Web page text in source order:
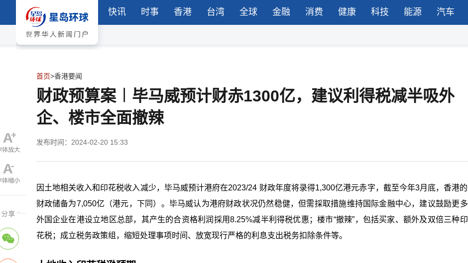
快讯 时事 香港 台湾 全球 金融 消费 健康 科技 能源 汽车
首页>香港要闻
财政预算案︱毕马威预计财赤1300亿，建议利得税减半吸外
企、楼市全面撤辣
发布时间：2024-02-20 15:33
因土地相关收入和印花税收入减少，毕马威预计港府在2023/24 财政年度将录得1,300亿港元赤字，截至今年3月底，香港的
财政储备为7,050亿（港元，下同 ）。毕马威认为港府财政状况仍然稳健，但需採取措施维持国际金融中心，建议鼓励更多
外国企业在港设立地区总部，其产生的合资格利润採用8.25%减半利得税优惠；楼市“撤辣”，包括买家、额外及双倍三种印
花税；成立税务政策组，缩短处理事项时间、放宽现行严格的利息支出税务扣除条件等。